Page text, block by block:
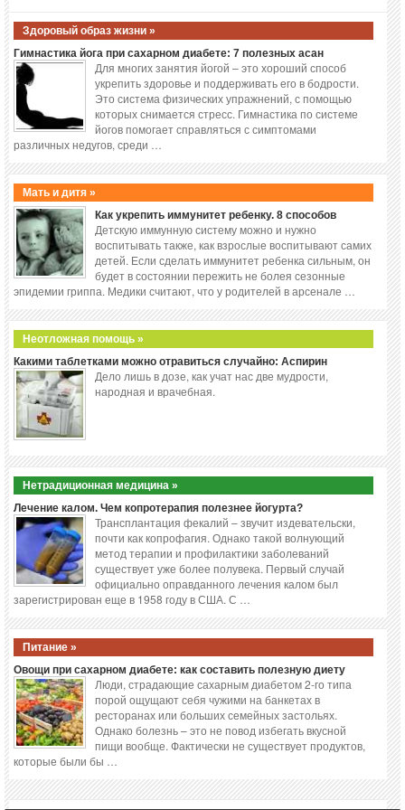
Здоровый образ жизни »
Гимнастика йога при сахарном диабете: 7 полезных асан
Для многих занятия йогой – это хороший способ
укрепить здоровье и поддерживать его в бодрости.
Это система физических упражнений, с помощью
которых снимается стресс. Гимнастика по системе
йогов помогает справляться с симптомами
различных недугов, среди …
Мать и дитя »
Как укрепить иммунитет ребенку. 8 способов
Детскую иммунную систему можно и нужно
воспитывать также, как взрослые воспитывают самих
детей. Если сделать иммунитет ребенка сильным, он
будет в состоянии пережить не болея сезонные
эпидемии гриппа. Медики считают, что у родителей в арсенале …
Неотложная помощь »
Какими таблетками можно отравиться случайно: Аспирин
Дело лишь в дозе, как учат нас две мудрости,
народная и врачебная.
Нетрадиционная медицина »
Лечение калом. Чем копротерапия полезнее йогурта?
Трансплантация фекалий – звучит издевательски,
почти как копрофагия. Однако такой волнующий
метод терапии и профилактики заболеваний
существует уже более полувека. Первый случай
официально оправданного лечения калом был
зарегистрирован еще в 1958 году в США. С …
Питание »
Овощи при сахарном диабете: как составить полезную диету
Люди, страдающие сахарным диабетом 2-го типа
порой ощущают себя чужими на банкетах в
ресторанах или больших семейных застольях.
Однако болезнь – это не повод избегать вкусной
пищи вообще. Фактически не существует продуктов,
которые были бы …